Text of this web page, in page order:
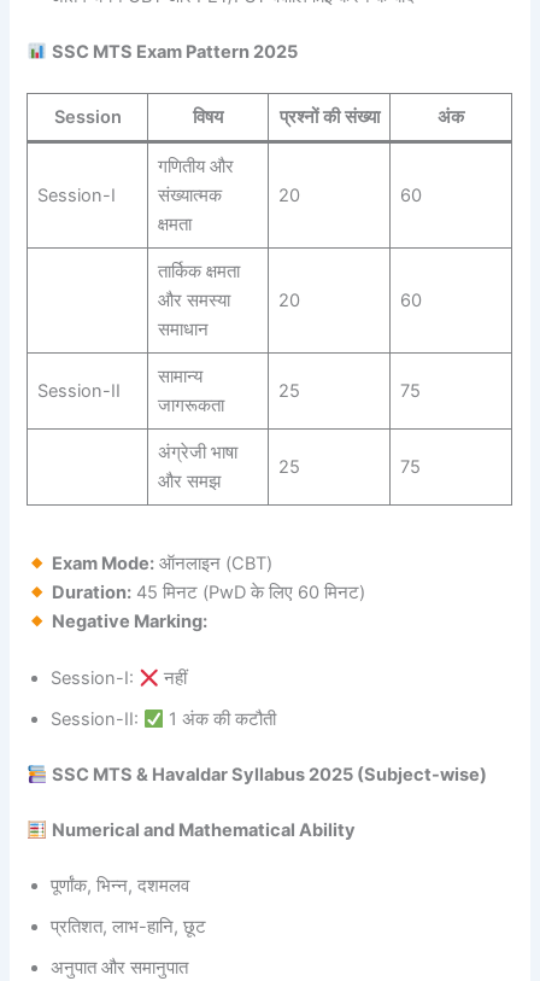
SSC MTS Exam Pattern 2025
Session विषय प्रश्नों की संख्या अंक
Session-I
गणितीय और
संख्यात्मक
क्षमता
20 60
तार्किक क्षमता
और समस्या
समाधान
20 60
Session-II
सामान्य
जागरूकता
25 75
अंग्रेजी भाषा
और समझ
25 75
Exam Mode: ऑनलाइन (CBT)
Duration: 45 मिनट (PwD के लिए 60 मिनट)
Negative Marking:
Session-I:
नहीं
Session-II:
1 अंक की कटौती
SSC MTS & Havaldar Syllabus 2025 (Subject-wise)
Numerical and Mathematical Ability
पूर्णांक, भिन्न, दशमलव
प्रतिशत, लाभ-हानि, छूट
अनुपात और समानुपात